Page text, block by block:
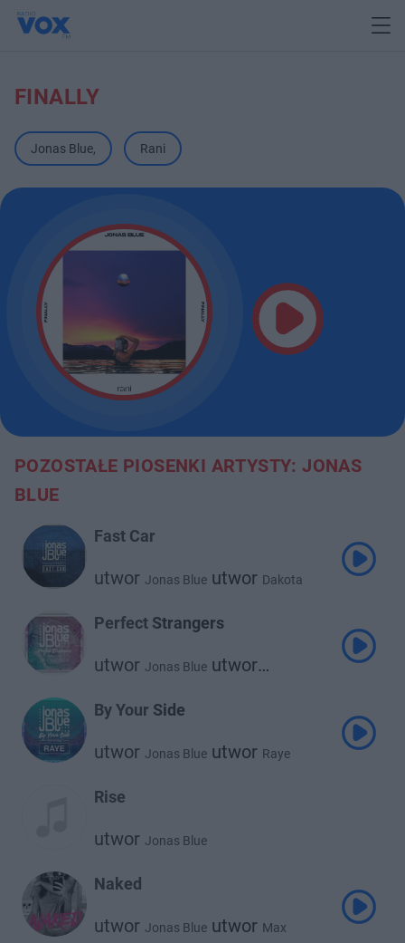
FINALLY
Jonas Blue, Rani
POZOSTAŁE PIOSENKI ARTYSTY: JONAS
BLUE
Fast Car
utwor Jonas Blue utwor Dakota
Perfect Strangers
utwor Jonas Blue utwor
By Your Side
utwor Jonas Blue utwor Raye
Rise
utwor Jonas Blue
Naked
utwor Jonas Blue utwor Max